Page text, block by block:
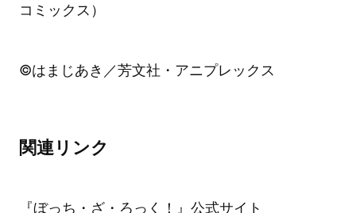
コミックス）
©はまじあき／芳文社・アニプレックス
関連リンク
『ぼっち・ざ・ろっく！』公式サイト